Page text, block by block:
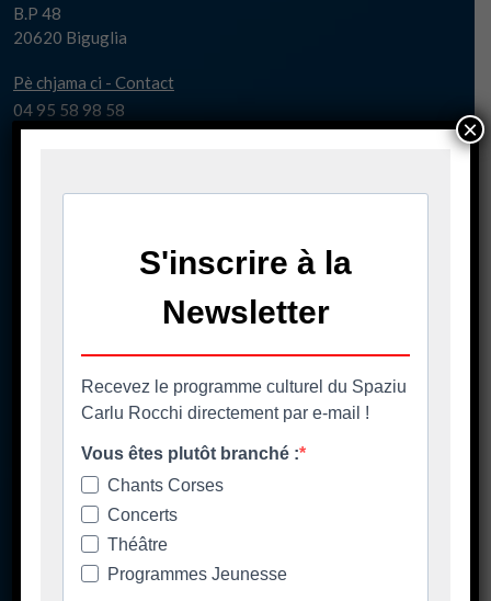
B.P 48
20620 Biguglia
Pè chjama ci - Contact
04 95 58 98 58
casacumuna@biguglia.corsica
Ore di apertura
Les horaires d'ouverture
Spaziu Carlu Rocchi
130 Carrughju di Spezziolaccia
20620 Biguglia
Lundi matin fermé
Lundi 17h-20h30
Mardi/jeudi/vendredi 14h00-20h30
Mercredi 10h00-20h30
×